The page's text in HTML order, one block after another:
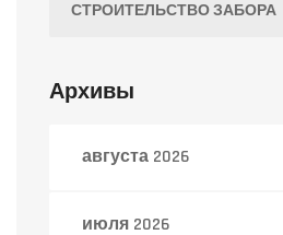
СТРОИТЕЛЬСТВО ЗАБОРА
Архивы
августа 2026
июля 2026